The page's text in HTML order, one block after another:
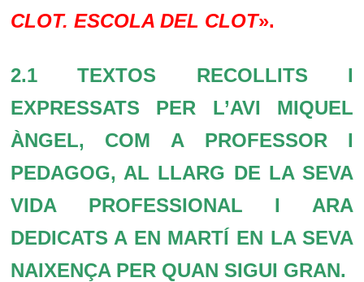
CLOT. ESCOLA DEL CLOT».
2.1 TEXTOS RECOLLITS I
EXPRESSATS PER L’AVI MIQUEL
ÀNGEL, COM A PROFESSOR I
PEDAGOG, AL LLARG DE LA SEVA
VIDA PROFESSIONAL I ARA
DEDICATS A EN MARTÍ EN LA SEVA
NAIXENÇA PER QUAN SIGUI GRAN.